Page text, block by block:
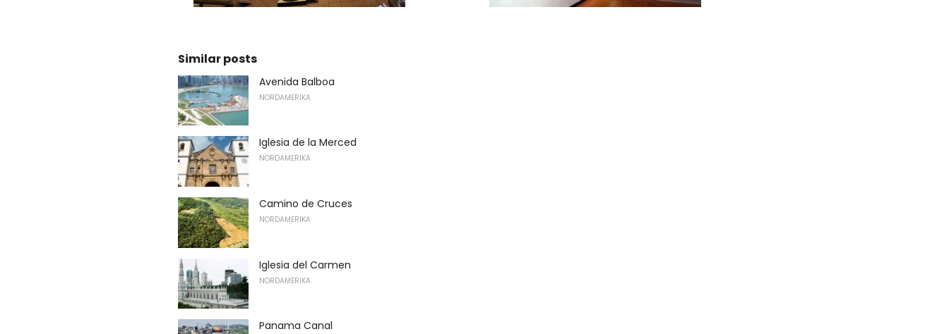
Similar posts
Avenida Balboa
NORDAMERIKA
Iglesia de la Merced
NORDAMERIKA
Camino de Cruces
NORDAMERIKA
Iglesia del Carmen
NORDAMERIKA
Panama Canal